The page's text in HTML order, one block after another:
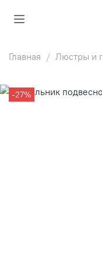
Главная Люстры и
-27%